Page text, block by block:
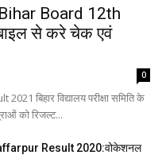
Board 12th
से करे चेक एवं
0
बिहार विद्यालय परीक्षा समिति के
को रिजल्ट...
Result 2020:वोकेशनल